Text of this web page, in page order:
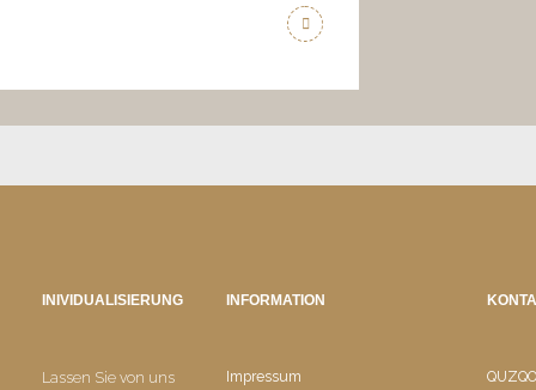
INIVIDUALISIERUNG
Lassen Sie von uns
INFORMATION
Impressum
QUZQO